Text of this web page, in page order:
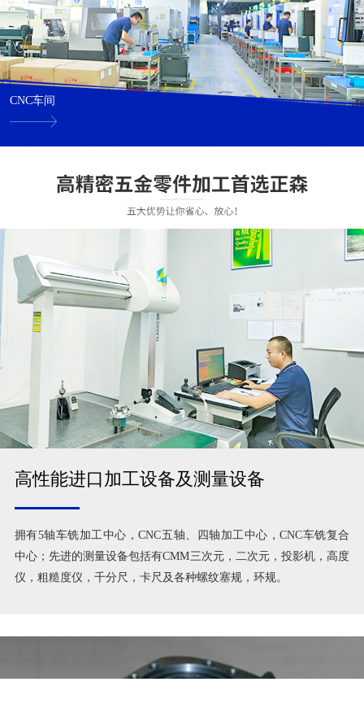
CNC车间
高性能进口加工设备及测量设备
拥有5轴车铣加工中心，CNC五轴、四轴加工中心，CNC车铣复合
中心；先进的测量设备包括有CMM三次元，二次元，投影机，高度
仪，粗糙度仪，千分尺，卡尺及各种螺纹塞规，环规。